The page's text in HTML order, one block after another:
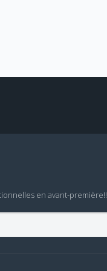
en avant-première!!